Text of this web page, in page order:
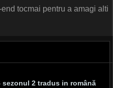
tocmai pentru a amagi alti
2 tradus in română